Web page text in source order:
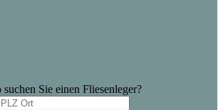
suchen Sie einen Fliesenleger?